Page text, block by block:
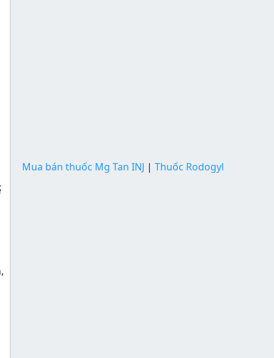
Mua bán thuốc Mg Tan INJ | Thuốc Rodogyl